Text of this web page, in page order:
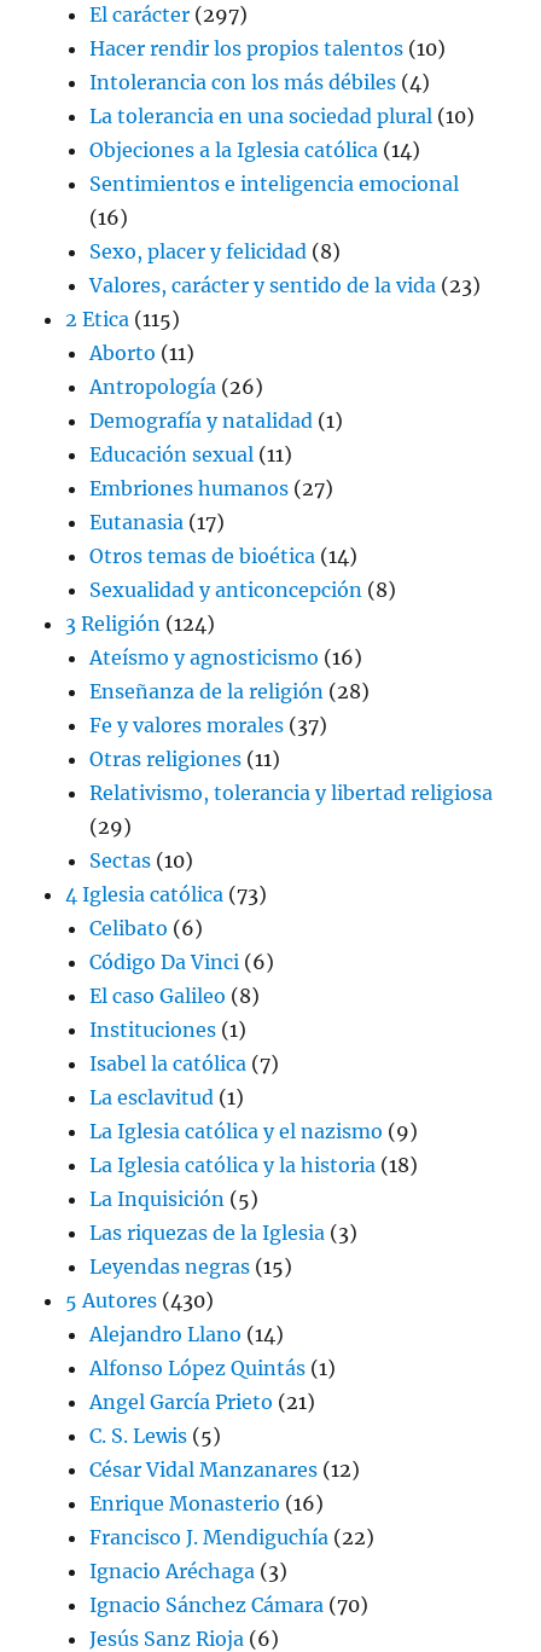
El carácter (297)
Hacer rendir los propios talentos (10)
Intolerancia con los más débiles (4)
La tolerancia en una sociedad plural (10)
Objeciones a la Iglesia católica (14)
Sentimientos e inteligencia emocional
(16)
Sexo, placer y felicidad (8)
Valores, carácter y sentido de la vida (23)
2 Etica (115)
Aborto (11)
Antropología (26)
Demografía y natalidad (1)
Educación sexual (11)
Embriones humanos (27)
Eutanasia (17)
Otros temas de bioética (14)
Sexualidad y anticoncepción (8)
3 Religión (124)
Ateísmo y agnosticismo (16)
Enseñanza de la religión (28)
Fe y valores morales (37)
Otras religiones (11)
Relativismo, tolerancia y libertad religiosa
(29)
Sectas (10)
4 Iglesia católica (73)
Celibato (6)
Código Da Vinci (6)
El caso Galileo (8)
Instituciones (1)
Isabel la católica (7)
La esclavitud (1)
La Iglesia católica y el nazismo (9)
La Iglesia católica y la historia (18)
La Inquisición (5)
Las riquezas de la Iglesia (3)
Leyendas negras (15)
5 Autores (430)
Alejandro Llano (14)
Alfonso López Quintás (1)
Angel García Prieto (21)
C. S. Lewis (5)
César Vidal Manzanares (12)
Enrique Monasterio (16)
Francisco J. Mendiguchía (22)
Ignacio Aréchaga (3)
Ignacio Sánchez Cámara (70)
Jesús Sanz Rioja (6)